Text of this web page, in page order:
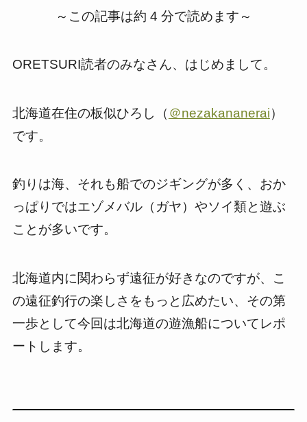
～この記事は約 4 分で読めます～
ORETSURI読者のみなさん、はじめまして。
北海道在住の板似ひろし（ ＠nezakananerai）
です。
釣りは海、それも船でのジギングが多く、おか
っぱりではエゾメバル（ガヤ）やソイ類と遊ぶ
ことが多いです。
北海道内に関わらず遠征が好きなのですが、こ
の遠征釣行の楽しさをもっと広めたい、その第
一歩として今回は北海道の遊漁船についてレポ
ートします。